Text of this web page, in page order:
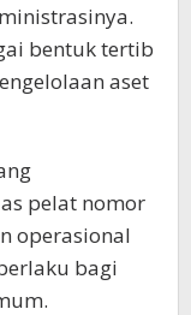
bentuk tertib
aset
pelat nomor
operasional
bagi